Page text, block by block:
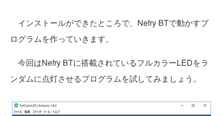
インストールができたところで、Nefry BTで動かすプ
ログラムを作っていきます。
今回はNefry BTに搭載されているフルカラーLEDをラ
ンダムに点灯させるプログラムを試してみましょう。